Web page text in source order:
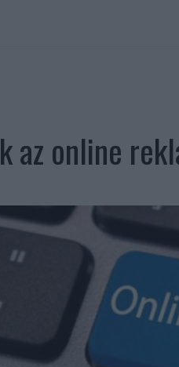
az online